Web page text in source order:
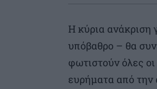
Η κύρια ανάκριση
υπόβαθρο – θα
φωτιστούν όλες
ευρήματα από